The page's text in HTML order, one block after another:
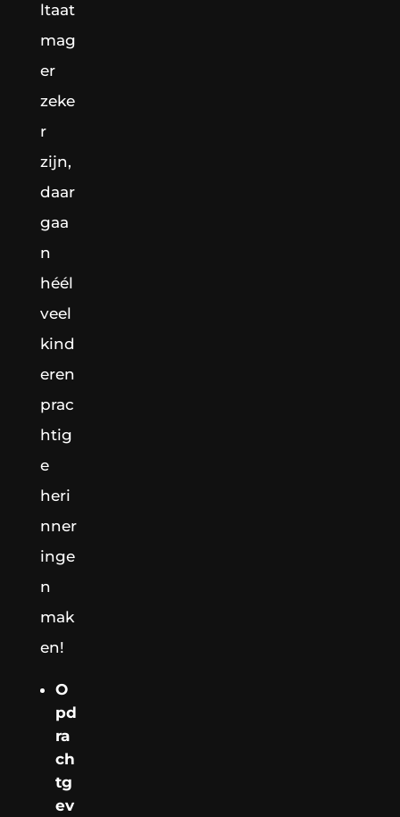
ltaat
mag
er
zeke
r
zijn,
daar
gaa
n
héél
veel
kind
eren
prac
htig
e
heri
nner
inge
n
mak
en!
O
pd
ra
ch
tg
ev